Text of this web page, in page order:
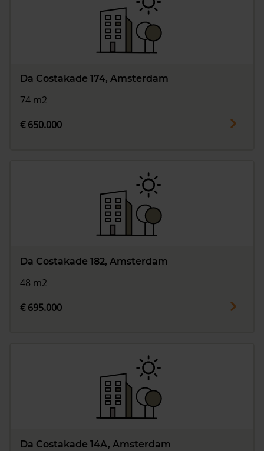
Da Costakade 174, Amsterdam
74 m2
€ 650.000
Da Costakade 182, Amsterdam
48 m2
€ 695.000
Da Costakade 14A, Amsterdam